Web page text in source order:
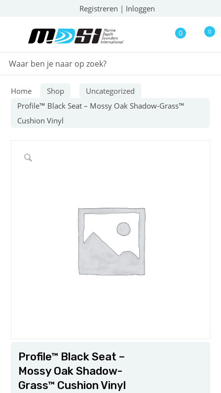
Registreren | Inloggen
0 0
Home Shop
Uncategorized
Profile™ Black Seat – Mossy Oak Shadow-Grass™
Cushion Vinyl
Profile™ Black Seat –
Mossy Oak Shadow-
Grass™ Cushion Vinyl